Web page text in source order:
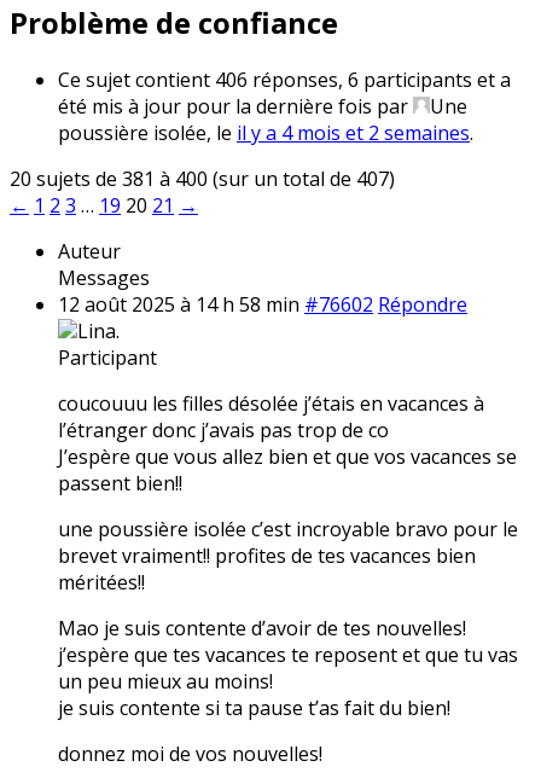
Problème de confiance
Ce sujet contient 406 réponses, 6 participants et a
été mis à jour pour la dernière fois par
Une
poussière isolée, le il y a 4 mois et 2 semaines.
20 sujets de 381 à 400 (sur un total de 407)
← 1 2 3 … 19 20 21 →
Auteur
Messages
12 août 2025 à 14 h 58 min #76602 Répondre
Lina.
Participant
coucouuu les filles désolée j’étais en vacances à
l’étranger donc j’avais pas trop de co
J’espère que vous allez bien et que vos vacances se
passent bien!!
une poussière isolée c’est incroyable bravo pour le
brevet vraiment!! profites de tes vacances bien
méritées!!
Mao je suis contente d’avoir de tes nouvelles!
j’espère que tes vacances te reposent et que tu vas
un peu mieux au moins!
je suis contente si ta pause t’as fait du bien!
donnez moi de vos nouvelles!